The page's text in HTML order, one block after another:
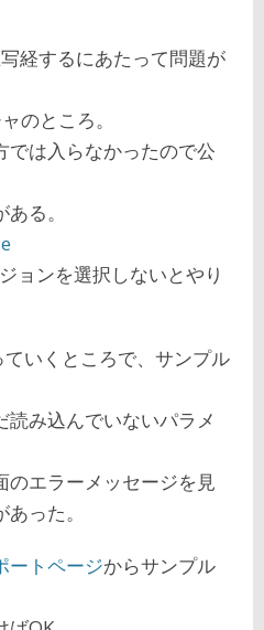
経するにあたって問題が
のところ。
では入らなかったので公
る。
ョンを選択しないとやり
いくところで、サンプル
み込んでいないパラメ
のエラーメッセージを見
った。
ートページからサンプル